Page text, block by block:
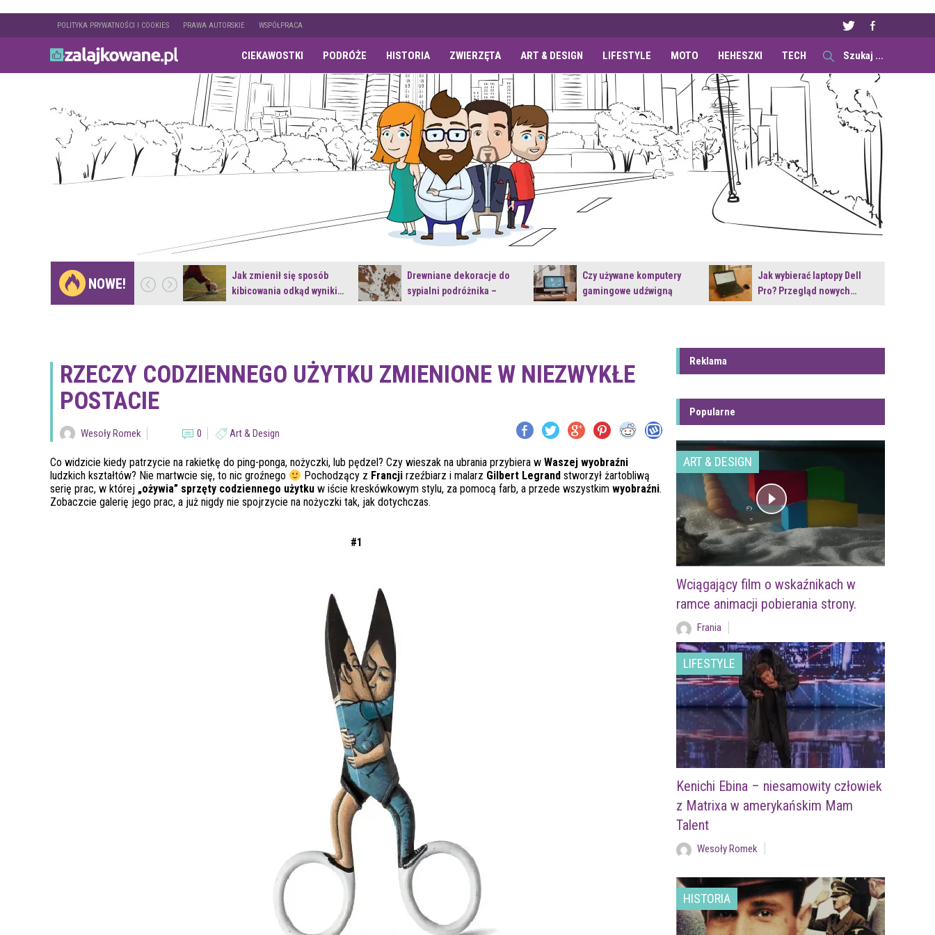
POLITYKA PRYWATNOŚCI I COOKIES PRAWA AUTORSKIE WSPÓŁPRACA
CIEKAWOSTKI PODRÓŻE HISTORIA ZWIERZĘTA ART & DESIGN LIFESTYLE MOTO HEHESZKI TECH
NOWE!
Gdzie pojechać na
weekend z naturą w…
Jak zmienił się sposób
kibicowania odkąd wyniki…
Drewniane dekoracje do
sypialni podróżnika –
Czy używane komputery
gamingowe udźwigną
Jak wybierać laptopy Dell
Pro? Przegląd nowych…
RZECZY CODZIENNEGO UŻYTKU ZMIENIONE W NIEZWYKŁE
POSTACIE
Wesoły Romek 0 Art & Design
Co widzicie kiedy patrzycie na rakietkę do ping-ponga, nożyczki, lub pędzel? Czy wieszak na ubrania przybiera w Waszej wyobraźni
ludzkich kształtów? Nie martwcie się, to nic groźnego
Pochodzący z Francji rzeźbiarz i malarz Gilbert Legrand stworzył żartobliwą
serię prac, w której „ożywia” sprzęty codziennego użytku w iście kreskówkowym stylu, za pomocą farb, a przede wszystkim wyobraźni.
Zobaczcie galerię jego prac, a już nigdy nie spojrzycie na nożyczki tak, jak dotychczas.
#1
Reklama
Popularne
ART & DESIGN
Wciągający film o wskaźnikach w
ramce animacji pobierania strony.
Frania
LIFESTYLE
Kenichi Ebina – niesamowity człowiek
z Matrixa w amerykańskim Mam
Talent
Wesoły Romek
HISTORIA